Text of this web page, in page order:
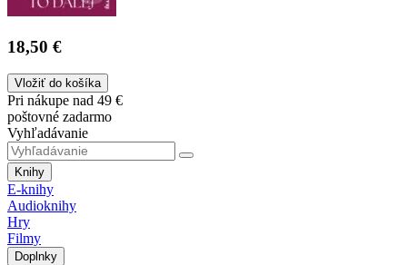
18,50 €
Vložiť do košíka
Pri nákupe nad 49 €
poštovné zadarmo
Vyhľadávanie
Knihy
E-knihy
Audioknihy
Hry
Filmy
Doplnky